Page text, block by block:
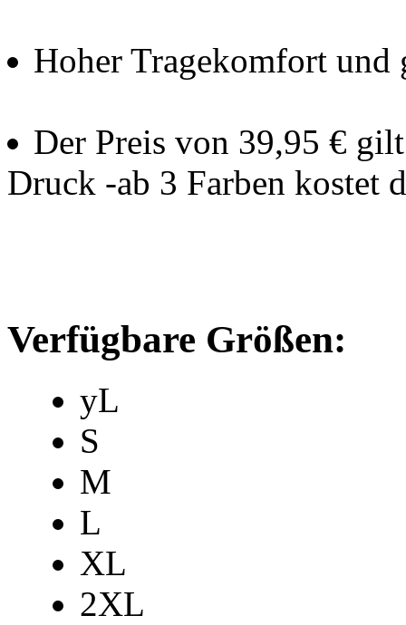
Hoher Tragekomfort und
Der Preis von 39,95 €
Druck -ab 3 Farben kostet
Verfügbare Größen:
yL
S
M
L
XL
2XL